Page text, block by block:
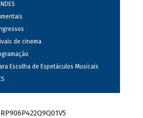
de cinema
Escolha de Espetáculos Musicais